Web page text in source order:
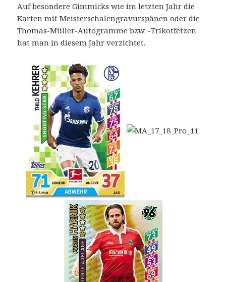
Auf besondere Gimmicks wie im letzten Jahr die
Karten mit Meisterschalengravurspänen oder die
Thomas-Müller-Autogramme bzw. -Trikotfetzen
hat man in diesem Jahr verzichtet.